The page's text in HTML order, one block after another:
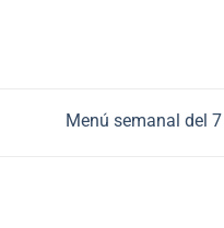
Menú semanal del